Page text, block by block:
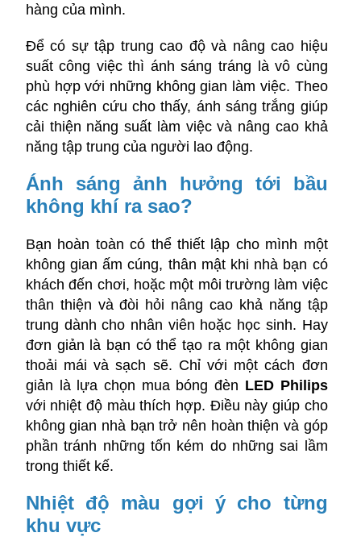
hàng của mình.
Để có sự tập trung cao độ và nâng cao hiệu
suất công việc thì ánh sáng tráng là vô cùng
phù hợp với những không gian làm việc. Theo
các nghiên cứu cho thấy, ánh sáng trắng giúp
cải thiện năng suất làm việc và nâng cao khả
năng tập trung của người lao động.
Ánh sáng ảnh hưởng tới bầu
không khí ra sao?
Bạn hoàn toàn có thể thiết lập cho mình một
không gian ấm cúng, thân mật khi nhà bạn có
khách đến chơi, hoặc một môi trường làm việc
thân thiện và đòi hỏi nâng cao khả năng tập
trung dành cho nhân viên hoặc học sinh. Hay
đơn giản là bạn có thể tạo ra một không gian
thoải mái và sạch sẽ. Chỉ với một cách đơn
giản là lựa chọn mua bóng đèn LED Philips
với nhiệt độ màu thích hợp. Điều này giúp cho
không gian nhà bạn trở nên hoàn thiện và góp
phần tránh những tốn kém do những sai lầm
trong thiết kế.
Nhiệt độ màu gợi ý cho từng
khu vực